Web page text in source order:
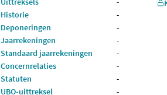
Historie
-
Deponeringen
-
Jaarrekeningen
-
Standaard jaarrekeningen
-
Concernrelaties
-
Statuten
-
UBO-uittreksel
-